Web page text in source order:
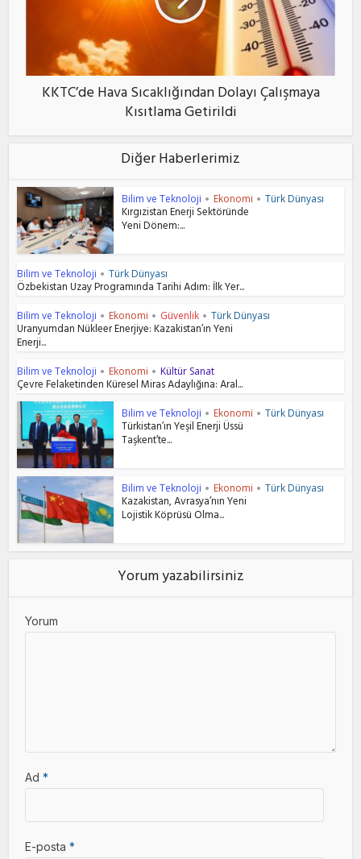
KKTC’de Hava Sıcaklığından Dolayı Çalışmaya
Kısıtlama Getirildi
Diğer Haberlerimiz
Bilim ve Teknoloji • Ekonomi • Türk Dünyası
Kırgızistan Enerji Sektöründe
Yeni Dönem:...
Bilim ve Teknoloji • Türk Dünyası
Özbekistan Uzay Programında Tarihi Adım: İlk Yer...
Bilim ve Teknoloji • Ekonomi • Güvenlik • Türk Dünyası
Uranyumdan Nükleer Enerjiye: Kazakistan’ın Yeni
Enerji...
Bilim ve Teknoloji • Ekonomi • Kültür Sanat
Çevre Felaketinden Küresel Miras Adaylığına: Aral...
Bilim ve Teknoloji • Ekonomi • Türk Dünyası
Türkistan’ın Yeşil Enerji Üssü
Taşkent’te...
Bilim ve Teknoloji • Ekonomi • Türk Dünyası
Kazakistan, Avrasya’nın Yeni
Lojistik Köprüsü Olma...
Yorum yazabilirsiniz
Yorum
Ad*
E-posta*